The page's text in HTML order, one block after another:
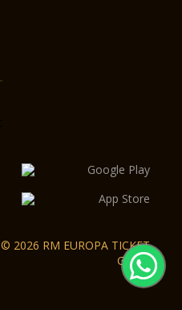
© 2026 RM EUROPA TICKET
GmbH